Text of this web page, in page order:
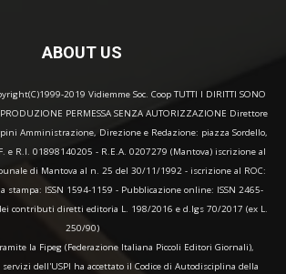
ABOUT US
2019 Vidiemme Soc. Coop TUTTI I DIRITTI SONO
PERMESSA SENZA AUTORIZZAZIONE Direttore
Amministrazione, Direzione e Redazione: piazza Sordello,
e R.I. 01898140205 - R.E.A. 0207279 (Mantova) iscrizione al
di Mantova al n. 25 del 30/11/1992 - iscrizione al ROC:
stampa: ISSN 1594-1159 - Pubblicazione online: ISSN 2465-
contributi diretti editoria L. 198/2016 e d.lgs 70/2017 (ex L.
250/90)
la Fipeg (Federazione Italiana Piccoli Editori Giornali),
dell'USPI ha accettato il Codice di Autodisciplina della